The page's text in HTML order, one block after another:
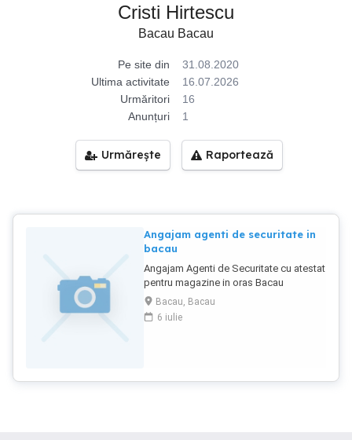
Cristi Hirtescu
Bacau Bacau
Pe site din
31.08.2020
Ultima activitate
16.07.2026
Urmăritori
16
Anunțuri
1
Urmărește Raportează
Angajam agenti de securitate in
bacau
Angajam Agenti de Securitate cu atestat
pentru magazine in oras Bacau
Bacau, Bacau
6 iulie